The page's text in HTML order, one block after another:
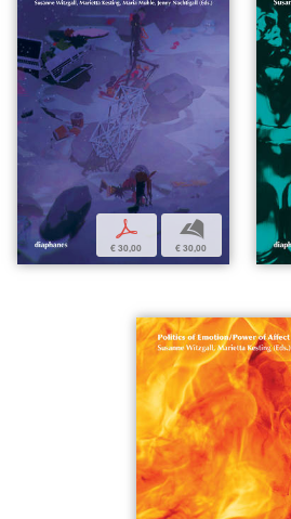
p
€ 30,00
b
€ 30,00